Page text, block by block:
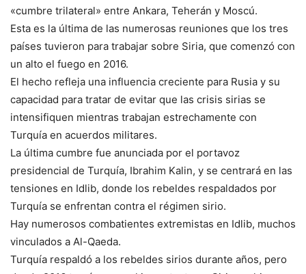
«cumbre trilateral» entre Ankara, Teherán y Moscú.
Esta es la última de las numerosas reuniones que los tres
países tuvieron para trabajar sobre Siria, que comenzó con
un alto el fuego en 2016.
El hecho refleja una influencia creciente para Rusia y su
capacidad para tratar de evitar que las crisis sirias se
intensifiquen mientras trabajan estrechamente con
Turquía en acuerdos militares.
La última cumbre fue anunciada por el portavoz
presidencial de Turquía, Ibrahim Kalin, y se centrará en las
tensiones en Idlib, donde los rebeldes respaldados por
Turquía se enfrentan contra el régimen sirio.
Hay numerosos combatientes extremistas en Idlib, muchos
vinculados a Al-Qaeda.
Turquía respaldó a los rebeldes sirios durante años, pero